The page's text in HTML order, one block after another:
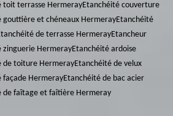
toit terrasse HermerayEtanchéité couverture
gouttière et chéneaux HermerayEtanchéité
de terrasse HermerayEtancheur
zinguerie HermerayEtanchéité ardoise
de toiture HermerayEtanchéité de velux
façade HermerayEtanchéité de bac acier
de faîtage et faîtière Hermeray